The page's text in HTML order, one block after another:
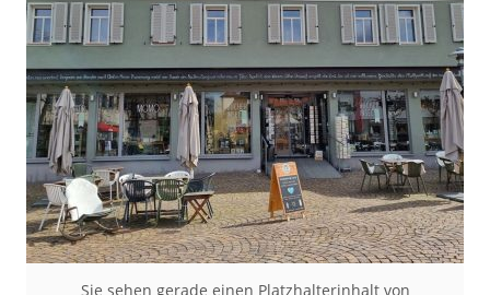
Sie sehen gerade einen Platzhalterinhalt von